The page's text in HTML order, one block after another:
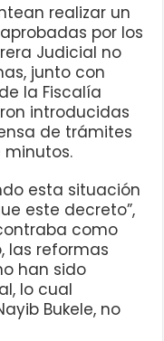
realizar un
por los
Judicial no
junto con
la Fiscalía
introducidas
de trámites
esta situación
este decreto”,
como
las reformas
han sido
lo cual
Bukele, no